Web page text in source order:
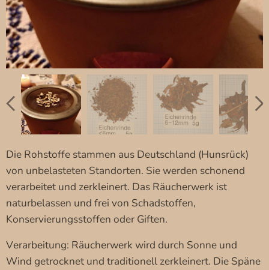
Die Rohstoffe stammen aus Deutschland (Hunsrück)
von unbelasteten Standorten. Sie werden schonend
verarbeitet und zerkleinert. Das Räucherwerk ist
naturbelassen und frei von Schadstoffen,
Konservierungsstoffen oder Giften.
Verarbeitung: Räucherwerk wird durch Sonne und
Wind getrocknet und traditionell zerkleinert. Die Späne